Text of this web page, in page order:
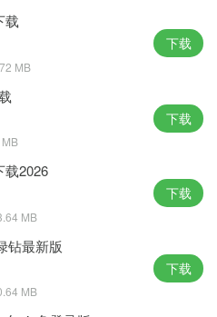
正式版下载要做到的就是真正的
。
载
MB
下载
下载
载2026
MB
下载
钻最新版
MB
下载